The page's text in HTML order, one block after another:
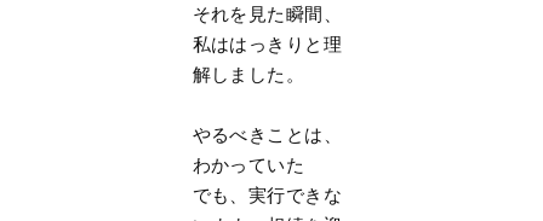
それを見た瞬間、
私ははっきりと理
解しました。
やるべきことは、
わかっていた
でも、実行できな